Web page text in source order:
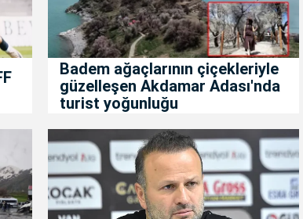
Badem ağaçlarının çiçekleriyle
güzelleşen Akdamar Adası'nda
turist yoğunluğu